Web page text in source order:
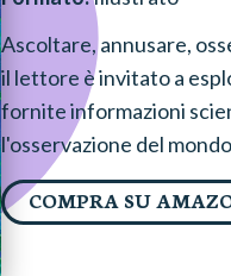
Ascoltare, annusare,
il lettore è invitato a
fornite informazioni
l'osservazione del
COMPRA SU